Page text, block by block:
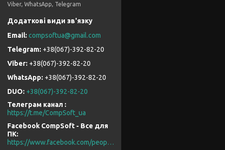
Viber, WhatsApp, Telegram
compsoftua@gmail.com
+38(067)-392-82-20
+38(067)-392-82-20
+38(067)-392-82-20
DUO +38(067)-392-82-20
Телеграм канал
https://t.me/CompSoft_ua
Facebook CompSoft - Все для
ПК
https://www.facebook.com/people/CompSoft-Все-для-ПК/61573976796581/